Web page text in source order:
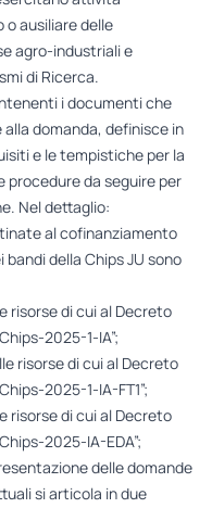
ausiliare delle
agro-industriali e
di Ricerca.
i documenti che
domanda, definisce in
e le tempistiche per la
procedure da seguire per
Nel dettaglio:
al cofinanziamento
della Chips JU sono
risorse di cui al Decreto
2025-1-IA”;
risorse di cui al Decreto
2025-1-IA-FT1”;
risorse di cui al Decreto
2025-IA-EDA”;
delle domande
si articola in due